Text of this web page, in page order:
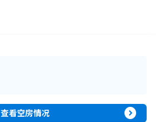
查看空房情况 expand_circle_right